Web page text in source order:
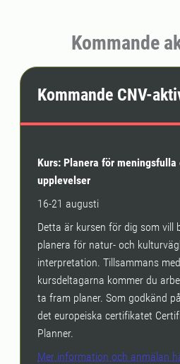
Kommande
Kommande CNV-
Kurs: Planera för meningsfulla
upplevelser
16-21 augusti
Detta är kursen för dig som vill
planera för natur- och
interpretation. Tillsammans
kursdeltagarna kommer du
ta fram planer. Som godkänd
det europeiska certifikatet
Planner.
Mer information och anmälan